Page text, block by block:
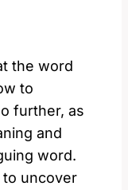
the word
to
further, as
and
word.
to uncover